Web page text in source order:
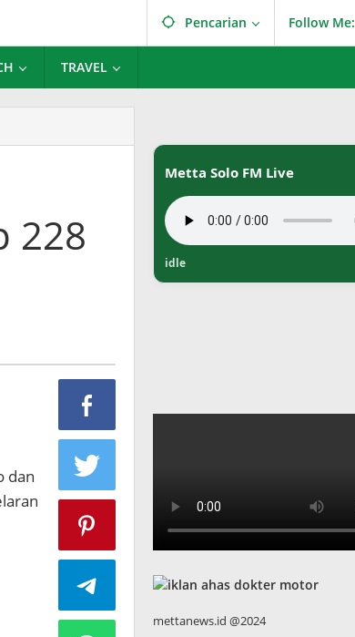
Pencarian Follow Me:
TRAVEL
228
dan
Metta Solo FM Live
idle
mettanews.id @2024